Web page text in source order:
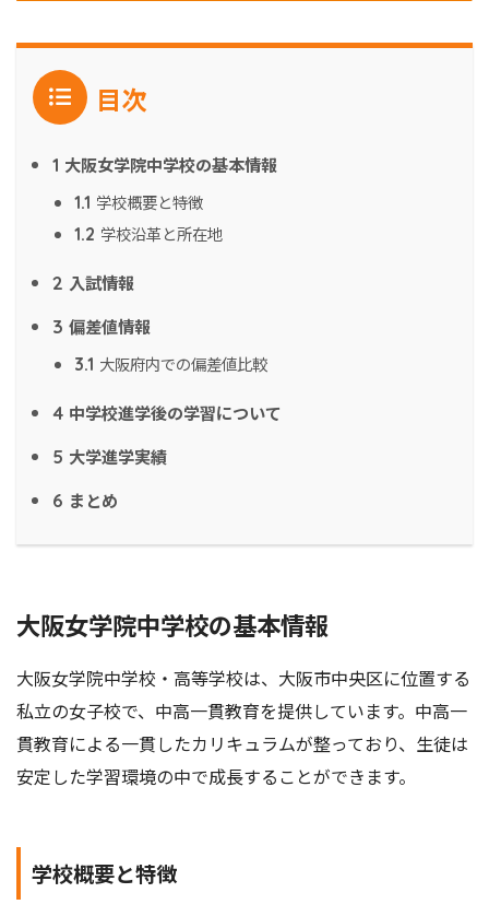
目次
1 大阪女学院中学校の基本情報
1.1 学校概要と特徴
1.2 学校沿革と所在地
2 入試情報
3 偏差値情報
3.1 大阪府内での偏差値比較
4 中学校進学後の学習について
5 大学進学実績
6 まとめ
大阪女学院中学校の基本情報
大阪女学院中学校・高等学校は、大阪市中央区に位置する
私立の女子校で、中高一貫教育を提供しています。中高一
貫教育による一貫したカリキュラムが整っており、生徒は
安定した学習環境の中で成長することができます。
学校概要と特徴